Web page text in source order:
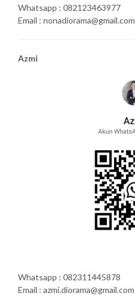
Whatsapp : 082123463977
Email : nonadiorama@gmail.com
Azmi
Whatsapp : 082311445878
Email : azmi.diorama@gmail.com